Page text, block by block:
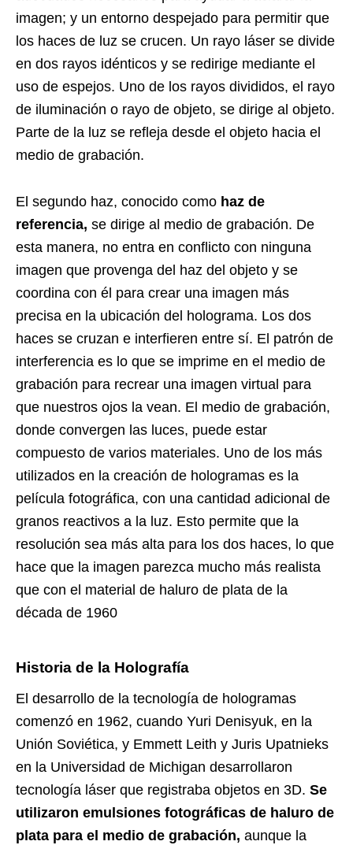
imagen; y un entorno despejado para permitir que
los haces de luz se crucen. Un rayo láser se divide
en dos rayos idénticos y se redirige mediante el
uso de espejos. Uno de los rayos divididos, el rayo
de iluminación o rayo de objeto, se dirige al objeto.
Parte de la luz se refleja desde el objeto hacia el
medio de grabación.
El segundo haz, conocido como haz de
referencia, se dirige al medio de grabación. De
esta manera, no entra en conflicto con ninguna
imagen que provenga del haz del objeto y se
coordina con él para crear una imagen más
precisa en la ubicación del holograma. Los dos
haces se cruzan e interfieren entre sí. El patrón de
interferencia es lo que se imprime en el medio de
grabación para recrear una imagen virtual para
que nuestros ojos la vean. El medio de grabación,
donde convergen las luces, puede estar
compuesto de varios materiales. Uno de los más
utilizados en la creación de hologramas es la
película fotográfica, con una cantidad adicional de
granos reactivos a la luz. Esto permite que la
resolución sea más alta para los dos haces, lo que
hace que la imagen parezca mucho más realista
que con el material de haluro de plata de la
década de 1960
Historia de la Holografía
El desarrollo de la tecnología de hologramas
comenzó en 1962, cuando Yuri Denisyuk, en la
Unión Soviética, y Emmett Leith y Juris Upatnieks
en la Universidad de Michigan desarrollaron
tecnología láser que registraba objetos en 3D. Se
utilizaron emulsiones fotográficas de haluro de
plata para el medio de grabación, aunque la